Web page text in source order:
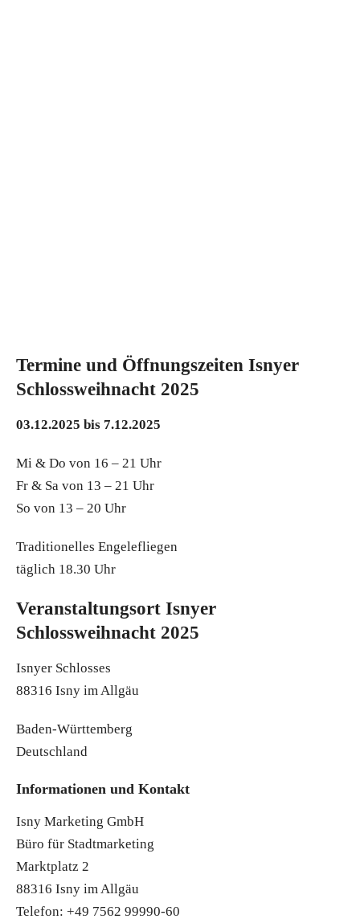
Termine und Öffnungszeiten Isnyer
Schlossweihnacht 2025
03.12.2025 bis 7.12.2025
Mi & Do von 16 – 21 Uhr
Fr & Sa von 13 – 21 Uhr
So von 13 – 20 Uhr
Traditionelles Engelefliegen
täglich 18.30 Uhr
Veranstaltungsort Isnyer
Schlossweihnacht 2025
Isnyer Schlosses
88316 Isny im Allgäu
Baden-Württemberg
Deutschland
Informationen und Kontakt
Isny Marketing GmbH
Büro für Stadtmarketing
Marktplatz 2
88316 Isny im Allgäu
Telefon: +49 7562 99990-60